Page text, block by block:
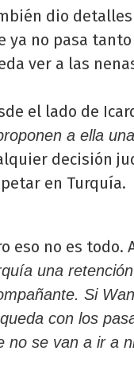
dio
ya no pasa
ver a las
el lado de
a ella
decisión
en Turquía.
eso no es todo.
una
Si
con los
no se van a ir a